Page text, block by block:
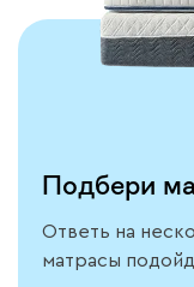
Подбери
Ответь на
матрасы